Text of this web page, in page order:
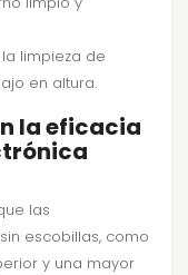
limpieza de
en altura.
la eficacia
las
escobillas, como
y una mayor